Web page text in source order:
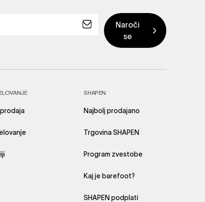
SHAPEN
Najbolj prodajano
Trgovina SHAPEN
Program zvestobe
Kaj je barefoot?
SHAPEN podplati